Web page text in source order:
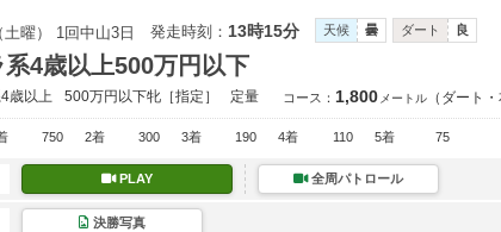
曜） 1回中山3日 発走時刻： 13時15分 天候 曇 ダート 良
系4歳以上500万円以下
歳以上 500万円以下牝［指定］ 定量 コース： 1,800 メートル （ダート・
750 2着 300 3着 190 4着 110 5着 75
PLAY 全周パトロール
決勝写真